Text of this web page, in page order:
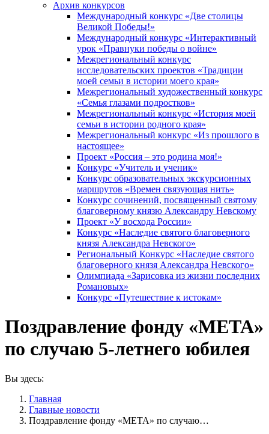
Архив конкурсов
Международный конкурс «Две столицы
Великой Победы!»
Международный конкурс «Интерактивный
урок «Правнуки победы о войне»
Межрегиональный конкурс
исследовательских проектов «Традиции
моей семьи в истории моего края»
Межрегиональный художественный конкурс
«Семья глазами подростков»
Межрегиональный конкурс «История моей
семьи в истории родного края»
Межрегиональный конкурс «Из прошлого в
настоящее»
Проект «Россия – это родина моя!»
Конкурс «Учитель и ученик»
Конкурс образовательных экскурсионных
маршрутов «Времен связующая нить»
Конкурс сочинений, посвященный святому
благоверному князю Александру Невскому
Проект «У восхода России»
Конкурс «Наследие святого благоверного
князя Александра Невского»
Региональный Конкурс «Наследие святого
благоверного князя Александра Невского»
Олимпиада «Зарисовка из жизни последних
Романовых»
Конкурс «Путешествие к истокам»
Поздравление фонду «МЕТА»
по случаю 5-летнего юбилея
Вы здесь:
Главная
Главные новости
Поздравление фонду «МЕТА» по случаю…